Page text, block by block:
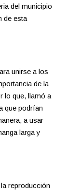
del municipio
de esta
unirse a los
de la
lo que, llamó a
que podrían
a usar
larga y
reproducción